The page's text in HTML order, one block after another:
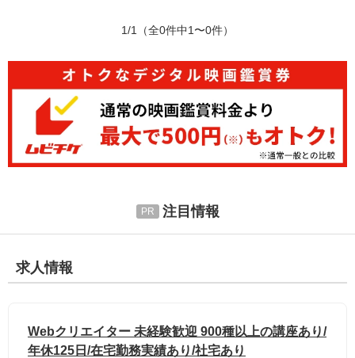
1/1 （全0件中1〜0件）
注目情報
求人情報
Webクリエイター 未経験歓迎 900種以上の講座あり/
年休125日/在宅勤務実績あり/社宅あり